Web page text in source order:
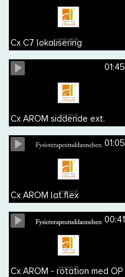
Cx C7 lokalisering
01:45
Cx AROM siddende ext.
01:05
Cx AROM lat.flex
00:41
Cx AROM - rotation med OP